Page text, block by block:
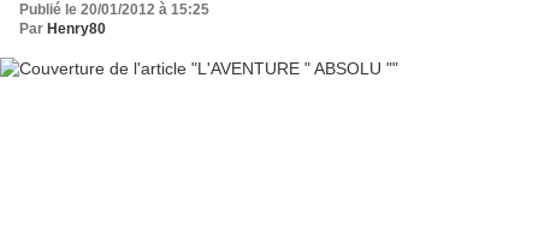
Publié le 20/01/2012 à 15:25
Par Henry80